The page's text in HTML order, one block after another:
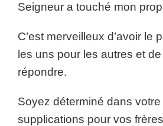
Seigneur a touché mon
C’est merveilleux d’avoir le
les uns pour les autres et
répondre.
Soyez déterminé dans
supplications pour vos